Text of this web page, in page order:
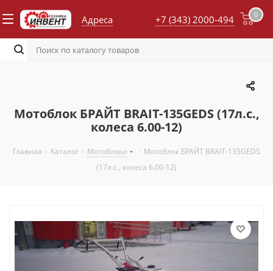
Адреса 0
+7 (343) 2000-494
Мотоблок БРАЙТ BRAIT-135GEDS (17л.с.,
колеса 6.00-12)
Главная - Каталог - Мотоблоки - Мотоблок БРАЙТ BRAIT-135GEDS
(17л.с., колеса 6.00-12)